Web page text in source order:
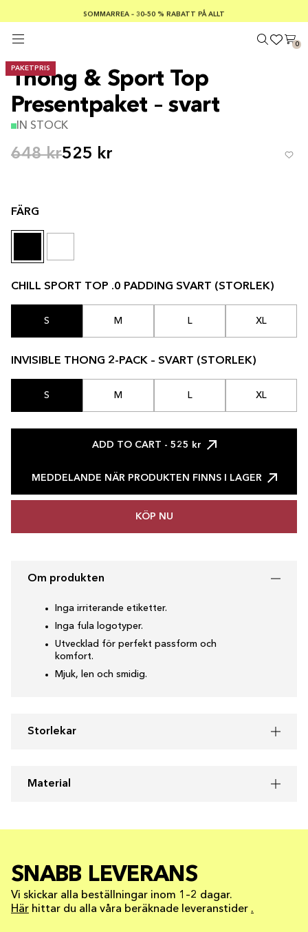
SOMMARREA – 30–50 % RABATT PÅ ALLT
FRI FRAKT PÅ KÖP ÖVER €100
Säker betalning med
0
PAKETPRIS
Thong & Sport Top
Presentpaket – svart
IN STOCK
648 kr525 kr
FÄRG
CHILL SPORT TOP .0 PADDING SVART (STORLEK)
S M L XL
INVISIBLE THONG 2-PACK – SVART (STORLEK)
S M L XL
ADD TO CART - 525 kr
MEDDELANDE NÄR PRODUKTEN FINNS I LAGER
KÖP NU
Om produkten
Inga irriterande etiketter.
Inga fula logotyper.
Utvecklad för perfekt passform och
komfort.
Mjuk, len och smidig.
Storlekar
Material
SNABB LEVERANS
Vi skickar alla beställningar inom 1–2 dagar.
Här hittar du alla våra beräknade leveranstider .